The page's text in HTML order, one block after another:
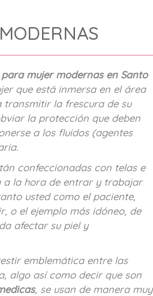
mujer modernas en Santo
que está inmersa en el área
transmitir la frescura de su
la protección que deben
a los fluidos (agentes
confeccionadas con telas e
a la hora de entrar y trabajar
usted como el paciente,
o el ejemplo más idóneo, de
afectar su piel y
emblemática entre las
algo así como decir que son
, se usan de manera muy